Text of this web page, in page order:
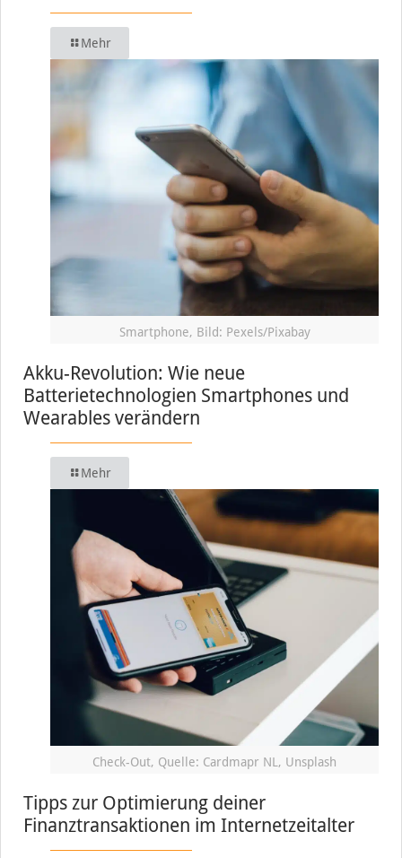
Mehr
Smartphone, Bild: Pexels/Pixabay
Akku-Revolution: Wie neue
Batterietechnologien Smartphones und
Wearables verändern
Mehr
Check-Out, Quelle: Cardmapr NL, Unsplash
Tipps zur Optimierung deiner
Finanztransaktionen im Internetzeitalter